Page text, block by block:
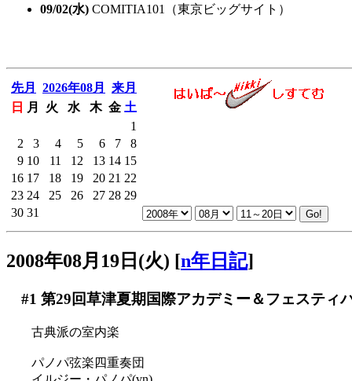
09/02(水) COMITIA101（東京ビッグサイト）
先月 2026年08月
来月
日
月 火 水 木 金 土
1
2
3 4 5 6 7
8
9 10 11 12 13 14 15
16 17 18 19 20 21 22
23 24 25 26 27 28 29
30 31
2008年08月19日(火) [n年日記]
#1 第29回草津夏期国際アカデミー＆フェスティ
古典派の室内楽
パノパ弦楽四重奏団